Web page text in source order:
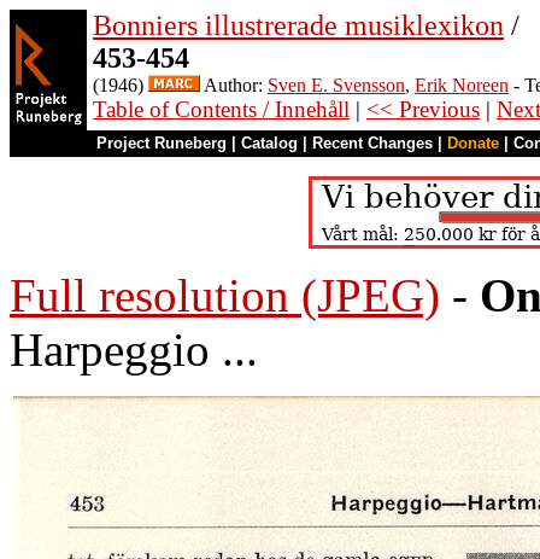
Bonniers illustrerade musiklexikon /
453-454
(1946) Author: Sven E. Svensson, Erik Noreen -
Table of Contents / Innehåll | << Previous |
Project Runeberg Catalog Recent Changes Donate
Full resolution (JPEG) -
Harpeggio ...